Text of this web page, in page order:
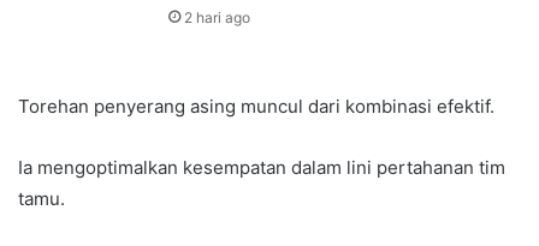
2 hari ago
Torehan penyerang asing muncul dari kombinasi efektif.
Ia mengoptimalkan kesempatan dalam lini pertahanan tim
tamu.